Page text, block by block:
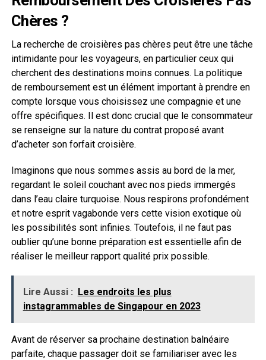
Chères ?
La recherche de croisières pas chères peut être une tâche
intimidante pour les voyageurs, en particulier ceux qui
cherchent des destinations moins connues. La politique
de remboursement est un élément important à prendre en
compte lorsque vous choisissez une compagnie et une
offre spécifiques. Il est donc crucial que le consommateur
se renseigne sur la nature du contrat proposé avant
d’acheter son forfait croisière.
Imaginons que nous sommes assis au bord de la mer,
regardant le soleil couchant avec nos pieds immergés
dans l’eau claire turquoise. Nous respirons profondément
et notre esprit vagabonde vers cette vision exotique où
les possibilités sont infinies. Toutefois, il ne faut pas
oublier qu’une bonne préparation est essentielle afin de
réaliser le meilleur rapport qualité prix possible.
Lire Aussi : Les endroits les plus
instagrammables de Singapour en 2023
Avant de réserver sa prochaine destination balnéaire
parfaite, chaque passager doit se familiariser avec les